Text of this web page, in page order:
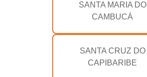
SANTA MARIA DO
CAMBUCÁ
SANTA CRUZ DO
CAPIBARIBE